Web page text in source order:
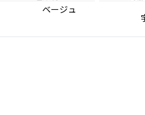
ベージュ